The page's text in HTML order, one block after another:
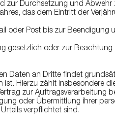
zur Durchsetzung und
das dem Eintritt der
oder Post bis zur Beendigung
gesetzlich oder zur
Daten an Dritte findet
ist. Hierzu zählt insbesondere
zur Auftragsverarbeitung
oder Übermittlung ihrer
verpflichtet sind.